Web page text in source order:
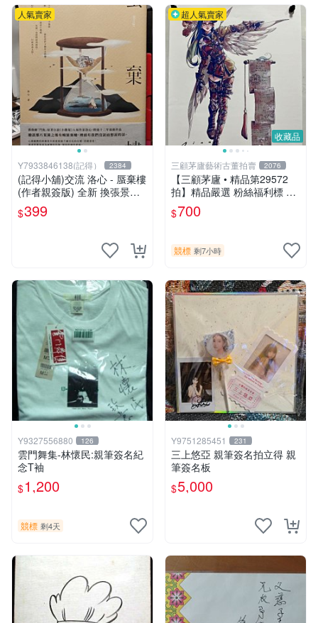
人氣賣家
Y7933846138(記得） 2384
(記得小舖)交流 洛心 - 蜃棄樓
(作者親簽版) 全新 換張景嵐
成語蕎張艾亞辜莞允鄭家純等
簽名寫真書
$399
收藏品
超人氣賣家
三顧茅廬藝術古董拍賣 2076
【三顧茅廬 • 精品第29572
拍】精品嚴選 粉絲福利標 韓
國排名前30名插畫家Pinn作
品～有作者親筆簽名！ 特惠
$700
競標 剩7小時
Y9327556880 126
雲門舞集-林懷民:親筆簽名紀
念T袖
$1,200
競標 剩4天
Y9751285451 231
三上悠亞 親筆簽名拍立得 親
筆簽名板
$5,000